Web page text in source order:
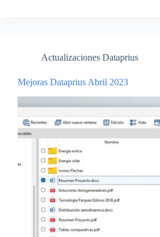
Actualizaciones Dataprius
Mejoras Dataprius Abril 2023